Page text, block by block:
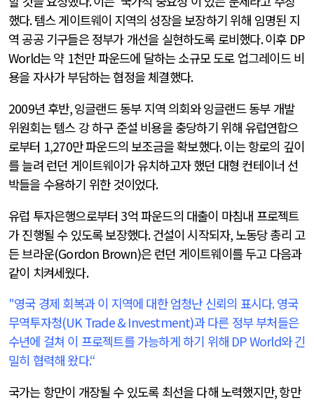
했다.템스 게이트웨이 지역의 성장을 보장하기 위해 임명된 지
역 공공 기구들은 정부가 개선을 실현하도록 로비했다.이후 DP
World는 약 1천만 파운드에 달하는 소규모 도로 업그레이드 비
용을 자사가 부담하는 협정을 체결했다.
2009년 후반,잉글랜드 동부 지역 의회와 잉글랜드 동부 개발
위원회는 템스 강 하구 준설 비용을 충당하기 위해 유럽연합으
로부터 1,270만 파운드의 보조금을 확보했다.이는 항로의 깊이
를 늘려 런던 게이트웨이가 유치하고자 했던 대형 컨테이너 선
박들을 수용하기 위한 것이었다.
유럽 투자은행으로부터 3억 파운드의 대출이 마침내 프로젝트
가 진행될 수 있도록 보장했다.건설이 시작되자, 노동당 총리 고
든 브라운(Gordon Brown)은 런던 게이트웨이를 두고 다음과
같이 치켜세웠다.
"영국 경제 회복과 이 지역에 대한 엄청난 신뢰의 표시다.영국
무역투자청(UK Trade & Investment)과 다른 정부 부처들은
수년에 걸쳐 이 프로젝트를 가능하게 하기 위해 DP World와 긴
밀히 협력해 왔다.“
국가는 항만이 개장될 수 있도록 최선을 다해 노력했지만,항만